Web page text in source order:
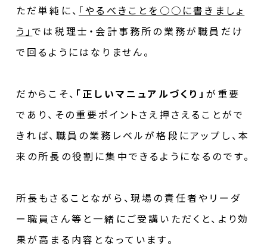
ただ単純に、 「やるべきことを○○に書きましょ
う」では税理士・会計事務所の業務が職員だけ
で回るようにはなりません。
だからこそ、 「正しいマニュアルづくり」 が重要
であり、その重要ポイントさえ押さえることがで
きれば、職員の業務レベルが格段にアップし、本
来の所長の役割に集中できるようになるのです。
所長もさることながら、現場の責任者やリーダ
ー職員さん等と一緒にご受講いただくと、より効
果が高まる内容となっています。